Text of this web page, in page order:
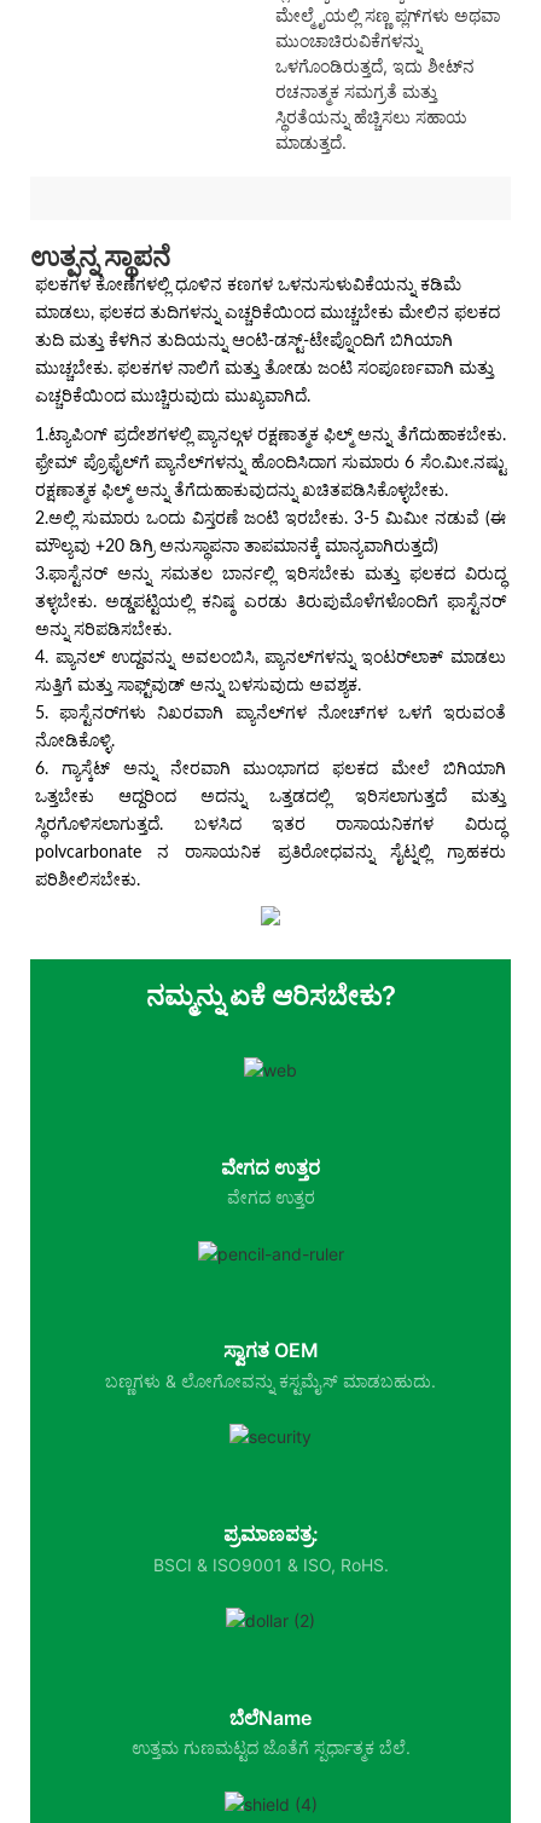
ಮೇಲ್ಮೈಯಲ್ಲಿ ಸಣ್ಣ ಪ್ಲಗ್‌ಗಳು ಅಥವಾ
ಮುಂಚಾಚಿರುವಿಕೆಗಳನ್ನು
ಒಳಗೊಂಡಿರುತ್ತದೆ, ಇದು ಶೀಟ್‌ನ
ರಚನಾತ್ಮಕ ಸಮಗ್ರತೆ ಮತ್ತು
ಸ್ಥಿರತೆಯನ್ನು ಹೆಚ್ಚಿಸಲು ಸಹಾಯ
ಮಾಡುತ್ತದೆ.
ಉತ್ಪನ್ನ ಸ್ಥಾಪನೆ
ಫಲಕಗಳ ಕೋಣೆಗಳಲ್ಲಿ ಧೂಳಿನ ಕಣಗಳ ಒಳನುಸುಳುವಿಕೆಯನ್ನು ಕಡಿಮೆ
ಮಾಡಲು, ಫಲಕದ ತುದಿಗಳನ್ನು ಎಚ್ಚರಿಕೆಯಿಂದ ಮುಚ್ಚಬೇಕು ಮೇಲಿನ ಫಲಕದ
ತುದಿ ಮತ್ತು ಕೆಳಗಿನ ತುದಿಯನ್ನು ಆಂಟಿ-ಡಸ್ಟ್-ಟೇಪ್ನೊಂದಿಗೆ ಬಿಗಿಯಾಗಿ
ಮುಚ್ಚಬೇಕು. ಫಲಕಗಳ ನಾಲಿಗೆ ಮತ್ತು ತೋಡು ಜಂಟಿ ಸಂಪೂರ್ಣವಾಗಿ ಮತ್ತು
ಎಚ್ಚರಿಕೆಯಿಂದ ಮುಚ್ಚಿರುವುದು ಮುಖ್ಯವಾಗಿದೆ.
1.ಟ್ಯಾಪಿಂಗ್ ಪ್ರದೇಶಗಳಲ್ಲಿ ಪ್ಯಾನಲ್ಗಳ ರಕ್ಷಣಾತ್ಮಕ ಫಿಲ್ಮ್ ಅನ್ನು ತೆಗೆದುಹಾಕಬೇಕು.
ಫ್ರೇಮ್ ಪ್ರೊಫೈಲ್‌ಗೆ ಪ್ಯಾನೆಲ್‌ಗಳನ್ನು ಹೊಂದಿಸಿದಾಗ ಸುಮಾರು 6 ಸೆಂ.ಮೀ.ನಷ್ಟು
ರಕ್ಷಣಾತ್ಮಕ ಫಿಲ್ಮ್ ಅನ್ನು ತೆಗೆದುಹಾಕುವುದನ್ನು ಖಚಿತಪಡಿಸಿಕೊಳ್ಳಬೇಕು.
2.ಅಲ್ಲಿ ಸುಮಾರು ಒಂದು ವಿಸ್ತರಣೆ ಜಂಟಿ ಇರಬೇಕು. 3-5 ಮಿಮೀ ನಡುವೆ (ಈ
ಮೌಲ್ಯವು +20 ಡಿಗ್ರಿ ಅನುಸ್ಥಾಪನಾ ತಾಪಮಾನಕ್ಕೆ ಮಾನ್ಯವಾಗಿರುತ್ತದೆ)
3.ಫಾಸ್ಟೆನರ್ ಅನ್ನು ಸಮತಲ ಬಾರ್ನಲ್ಲಿ ಇರಿಸಬೇಕು ಮತ್ತು ಫಲಕದ ವಿರುದ್ಧ
ತಳ್ಳಬೇಕು. ಅಡ್ಡಪಟ್ಟಿಯಲ್ಲಿ ಕನಿಷ್ಠ ಎರಡು ತಿರುಪುಮೊಳೆಗಳೊಂದಿಗೆ ಫಾಸ್ಟೆನರ್
ಅನ್ನು ಸರಿಪಡಿಸಬೇಕು.
4. ಪ್ಯಾನಲ್ ಉದ್ದವನ್ನು ಅವಲಂಬಿಸಿ, ಪ್ಯಾನಲ್‌ಗಳನ್ನು ಇಂಟರ್‌ಲಾಕ್ ಮಾಡಲು
ಸುತ್ತಿಗೆ ಮತ್ತು ಸಾಫ್ಟ್‌ವುಡ್ ಅನ್ನು ಬಳಸುವುದು ಅವಶ್ಯಕ.
5. ಫಾಸ್ಟೆನರ್‌ಗಳು ನಿಖರವಾಗಿ ಪ್ಯಾನೆಲ್‌ಗಳ ನೋಚ್‌ಗಳ ಒಳಗೆ ಇರುವಂತೆ
ನೋಡಿಕೊಳ್ಳಿ.
6. ಗ್ಯಾಸ್ಕೆಟ್ ಅನ್ನು ನೇರವಾಗಿ ಮುಂಭಾಗದ ಫಲಕದ ಮೇಲೆ ಬಿಗಿಯಾಗಿ
ಒತ್ತಬೇಕು ಆದ್ದರಿಂದ ಅದನ್ನು ಒತ್ತಡದಲ್ಲಿ ಇರಿಸಲಾಗುತ್ತದೆ ಮತ್ತು
ಸ್ಥಿರಗೊಳಿಸಲಾಗುತ್ತದೆ. ಬಳಸಿದ ಇತರ ರಾಸಾಯನಿಕಗಳ ವಿರುದ್ಧ
polvcarbonate ನ ರಾಸಾಯನಿಕ ಪ್ರತಿರೋಧವನ್ನು ಸೈಟ್ನಲ್ಲಿ ಗ್ರಾಹಕರು
ಪರಿಶೀಲಿಸಬೇಕು.
ನಮ್ಮನ್ನು ಏಕೆ ಆರಿಸಬೇಕು?
ವೇಗದ ಉತ್ತರ
ವೇಗದ ಉತ್ತರ
ಸ್ವಾಗತ OEM
ಬಣ್ಣಗಳು & ಲೋಗೋವನ್ನು ಕಸ್ಟಮೈಸ್ ಮಾಡಬಹುದು.
ಪ್ರಮಾಣಪತ್ರ:
BSCI & ISO9001 & ISO, RoHS.
ಬೆಲೆName
ಉತ್ತಮ ಗುಣಮಟ್ಟದ ಜೊತೆಗೆ ಸ್ಪರ್ಧಾತ್ಮಕ ಬೆಲೆ.